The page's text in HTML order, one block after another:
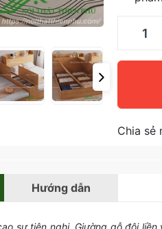
Chia sẻ
Hướng dẫn
sự tiện nghi, Giường gỗ đôi